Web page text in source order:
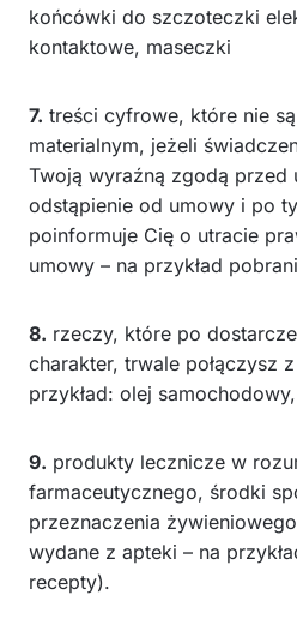
końcówki do szczoteczki
kontaktowe, maseczki
7. treści cyfrowe, które nie
materialnym, jeżeli
Twoją wyraźną zgodą przed
odstąpienie od umowy i po
poinformuje Cię o utracie
umowy – na przykład
8. rzeczy, które po
charakter, trwale połączysz
przykład: olej
9. produkty lecznicze w
farmaceutycznego, środki
przeznaczenia
wydane z apteki – na
recepty).